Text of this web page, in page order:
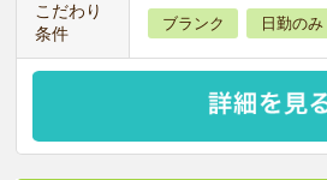
こだわり
条件
ブランク 日勤のみ